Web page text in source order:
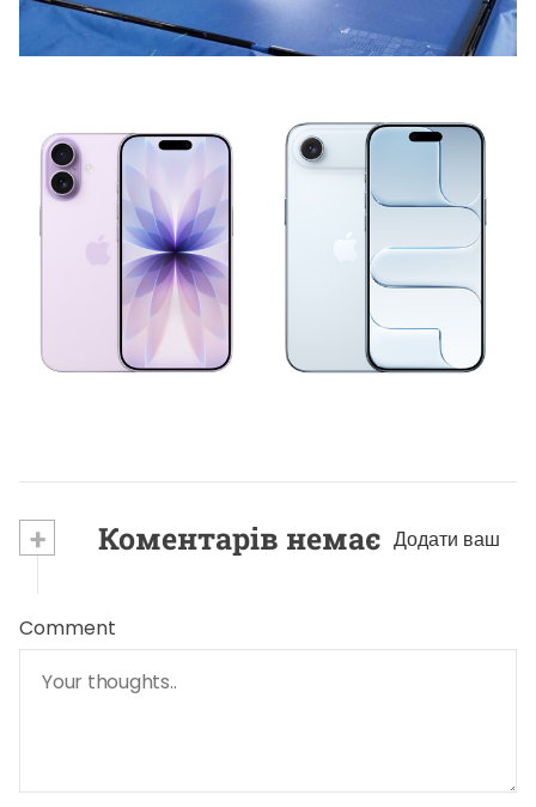
12 Червня, 2026
НОВИНИ ВІД КОМПАНІЙ
Стоит ли покупать iPhone Air 17?
9 Червня, 2026
+ Коментарів немає Додати ваш
Comment